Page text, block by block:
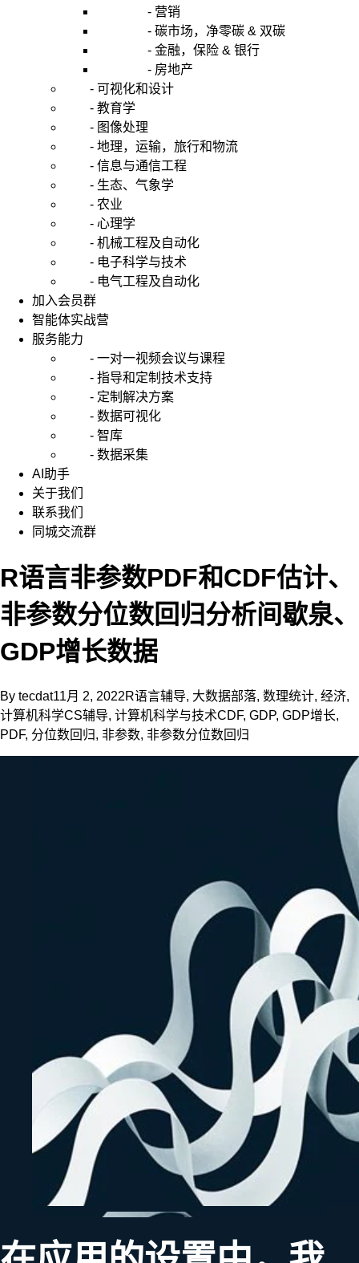
- 营销
- 碳市场，净零碳 & 双碳
- 金融，保险 & 银行
- 房地产
- 可视化和设计
- 教育学
- 图像处理
- 地理，运输，旅行和物流
- 信息与通信工程
- 生态、气象学
- 农业
- 心理学
- 机械工程及自动化
- 电子科学与技术
- 电气工程及自动化
加入会员群
智能体实战营
服务能力
- 一对一视频会议与课程
- 指导和定制技术支持
- 定制解决方案
- 数据可视化
- 智库
- 数据采集
AI助手
关于我们
联系我们
同城交流群
R语言非参数PDF和CDF估计、
非参数分位数回归分析间歇泉、
GDP增长数据
By tecdat11月 2, 2022R语言辅导, 大数据部落, 数理统计, 经济,
计算机科学CS辅导, 计算机科学与技术CDF, GDP, GDP增长,
PDF, 分位数回归, 非参数, 非参数分位数回归